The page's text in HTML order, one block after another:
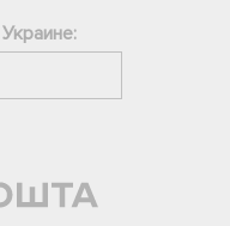
Телеграм